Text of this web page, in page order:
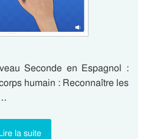
Seconde en Espagnol :
humain : Reconnaître les
la suite